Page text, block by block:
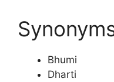
Bhumi
Dharti